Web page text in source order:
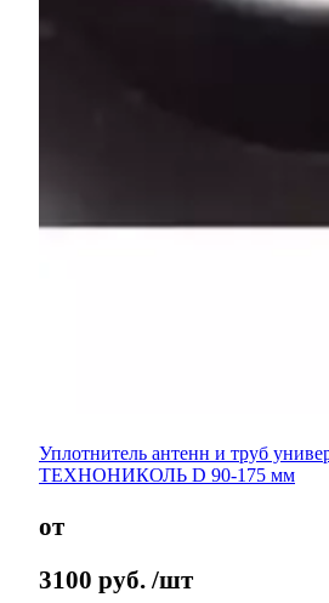
Уплотнитель антенн и труб
ТЕХНОНИКОЛЬ D 90-175 мм
от
3100 руб. /шт